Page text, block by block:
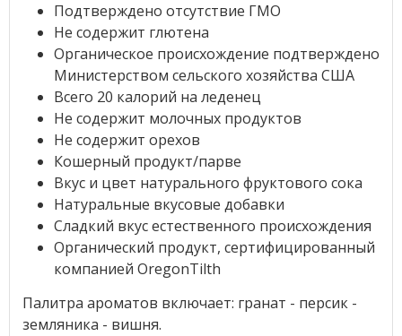
Подтверждено отсутствие ГМО
Не содержит глютена
Органическое происхождение подтверждено
Министерством сельского хозяйства США
Всего 20 калорий на леденец
Не содержит молочных продуктов
Не содержит орехов
Кошерный продукт/парве
Вкус и цвет натурального фруктового сока
Натуральные вкусовые добавки
Сладкий вкус естественного происхождения
Органический продукт, сертифицированный
компанией OregonTilth
Палитра ароматов включает: гранат - персик -
земляника - вишня.